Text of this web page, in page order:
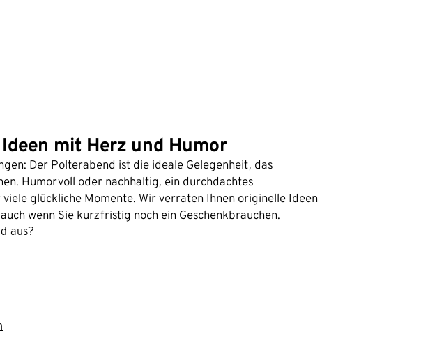
mit Herz und Humor
Der Polterabend ist die ideale Gelegenheit, das
Humorvoll oder nachhaltig, ein durchdachtes
glückliche Momente. Wir verraten Ihnen originelle Ideen
wenn Sie kurzfristig noch ein Geschenkbrauchen.
aus?